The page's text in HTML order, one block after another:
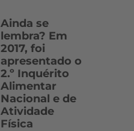
Ainda se
lembra? Em
2017, foi
apresentado o
2.º Inquérito
Alimentar
Nacional e de
Atividade
Física